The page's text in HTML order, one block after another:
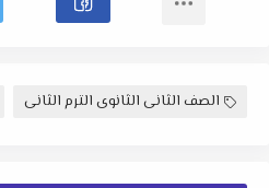
الصف الثانى الثانوى الترم الثانى